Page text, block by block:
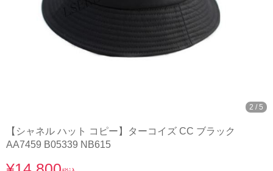
2 / 5
【シャネル ハット コピー】ターコイズ CC ブラック
AA7459 B05339 NB615